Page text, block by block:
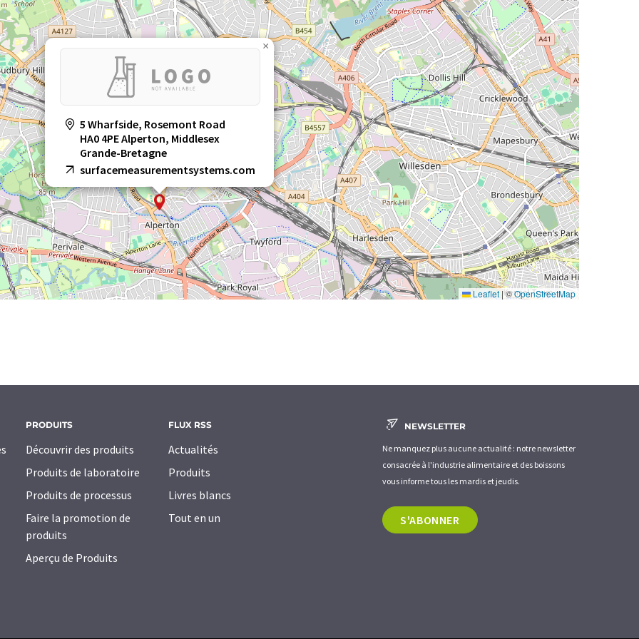
5 Wharfside, Rosemont Road
HA0 4PE Alperton, Middlesex
Grande-Bretagne
surfacemeasurementsystems.com
×
Leaflet |©OpenStreetMap
PRODUITS
Découvrir des produits
Produits de laboratoire
Produits de processus
Faire la promotion de
produits
Aperçu de Produits
FLUX RSS
Actualités
Produits
Livres blancs
Tout en un
NEWSLETTER
Ne manquez plus aucune actualité : notre newsletter
consacrée à l'industrie alimentaire et des boissons
vous informe tous les mardis et jeudis.
S'ABONNER